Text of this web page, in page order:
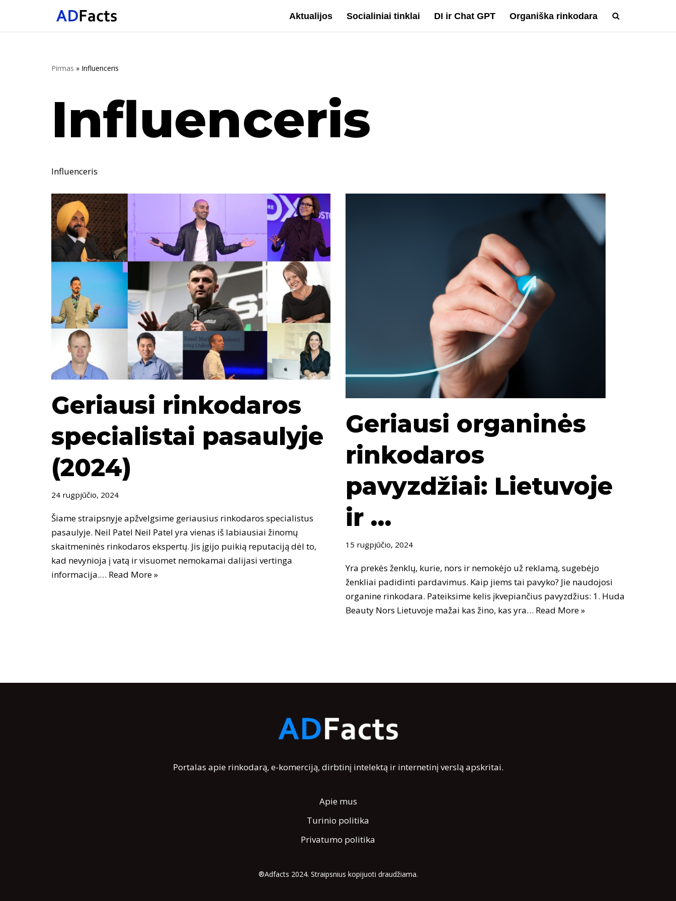
Aktualijos Socialiniai tinklai DI ir Chat GPT Organiška rinkodara
Pirmas » Influenceris
Influenceris
Influenceris
Geriausi rinkodaros
specialistai pasaulyje
(2024)
24 rugpjūčio, 2024
Šiame straipsnyje apžvelgsime geriausius rinkodaros specialistus
pasaulyje. Neil Patel Neil Patel yra vienas iš labiausiai žinomų
skaitmeninės rinkodaros ekspertų. Jis įgijo puikią reputaciją dėl to,
kad nevynioja į vatą ir visuomet nemokamai dalijasi vertinga
informacija.… Read More »
Geriausi organinės
rinkodaros
pavyzdžiai: Lietuvoje
ir …
15 rugpjūčio, 2024
Yra prekės ženklų, kurie, nors ir nemokėjo už reklamą, sugebėjo
ženkliai padidinti pardavimus. Kaip jiems tai pavyko? Jie naudojosi
organine rinkodara. Pateiksime kelis įkvepiančius pavyzdžius: 1. Huda
Beauty Nors Lietuvoje mažai kas žino, kas yra… Read More »
Portalas apie rinkodarą, e-komerciją, dirbtinį intelektą ir internetinį verslą apskritai.
Apie mus
Turinio politika
Privatumo politika
®Adfacts 2024. Straipsnius kopijuoti draudžiama.